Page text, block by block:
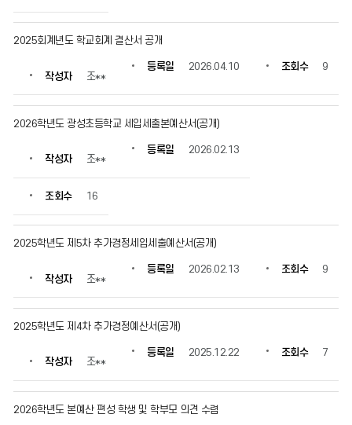
록
조
인
습
다.
2025회계년도 학교회계 결산서 공개
작성자 조**
등록일 2026.04.10 조회수 9
2026학년도 광성초등학교 세입세출본예산서(공개)
작성자 조**
등록일 2026.02.13
조회수 16
2025학년도 제5차 추가경정세입세출예산서(공개)
작성자 조**
등록일 2026.02.13 조회수 9
2025학년도 제4차 추가경정예산서(공개)
작성자 조**
등록일 2025.12.22 조회수 7
2026학년도 본예산 편성 학생 및 학부모 의견 수렴